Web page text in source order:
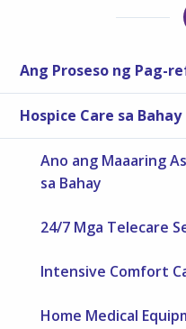
Ang Proseso ng Pag-
Hospice Care sa Bahay
Ano ang Maaaring
sa Bahay
24/7 Mga Telecare
Intensive Comfort
Home Medical